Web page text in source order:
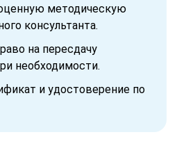
методическую
консультанта.
на пересдачу
необходимости.
и удостоверение по